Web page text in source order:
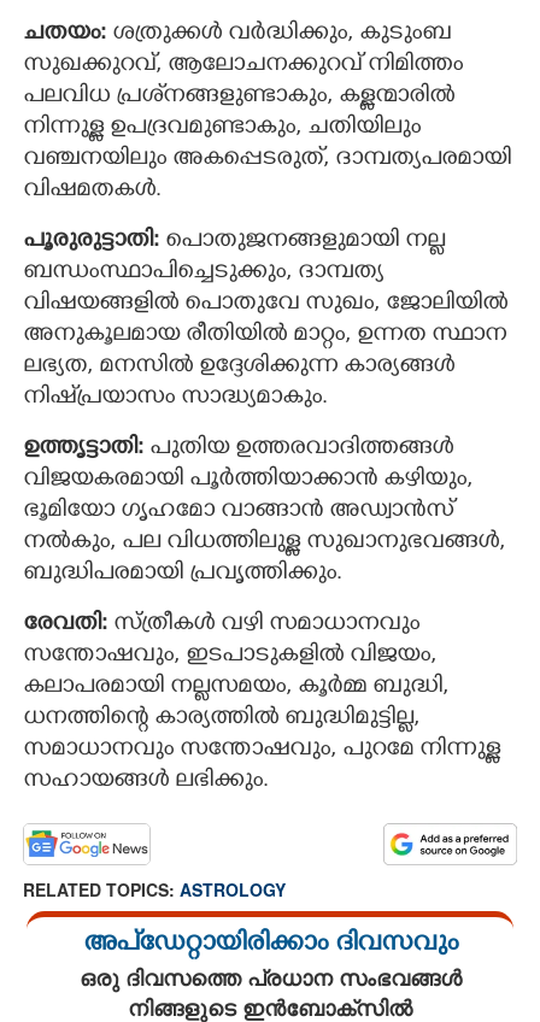
ചതയം: ശത്രുക്കൾ വര്‍ദ്ധിക്കും, കുടുംബ
സുഖക്കുറവ്, ആലോചനക്കുറവ് നിമിത്തം
പലവിധ പ്രശ്‌നങ്ങളുണ്ടാകും, കള്ളന്മാരിൽ
നിന്നുള്ള ഉപദ്രവമുണ്ടാകും, ചതിയിലും
വഞ്ചനയിലും അകപ്പെടരുത്, ദാമ്പത്യപരമായി
വിഷമതകള്‍.
പൂരുരുട്ടാതി: പൊതുജനങ്ങളുമായി നല്ല
ബന്ധംസ്ഥാപിച്ചെടുക്കും, ദാമ്പത്യ
വിഷയങ്ങളില്‍ പൊതുവേ സുഖം, ജോലിയില്‍
അനുകൂലമായ രീതിയില്‍ മാറ്റം, ഉന്നത സ്ഥാന
ലഭ്യത, മനസില്‍ ഉദ്ദേശിക്കുന്ന കാര്യങ്ങള്‍
നിഷ്‌പ്രയാസം സാദ്ധ്യമാകും.
ഉത്തൃട്ടാതി: പുതിയ ഉത്തരവാദിത്തങ്ങൾ‍
വിജയകരമായി പൂര്‍ത്തിയാക്കാന്‍ കഴിയും,
ഭൂമിയോ ഗൃഹമോ വാങ്ങാൻ അഡ്വാൻസ്
നൽകും, പല വിധത്തിലുള്ള സുഖാനുഭവങ്ങൾ,
ബുദ്ധിപരമായി പ്രവൃത്തിക്കും.
രേവതി: സ്ത്രീകൾ വഴി സമാധാനവും
സന്തോഷവും, ഇടപാടുകളില്‍ വിജയം,
കലാപരമായി നല്ലസമയം, കൂര്‍മ്മ ബുദ്ധി,
ധനത്തിന്റെ കാര്യത്തില്‍ ബുദ്ധിമുട്ടില്ല,
സമാധാനവും സന്തോഷവും, പുറമേ നിന്നുള്ള
സഹായങ്ങൾ ലഭിക്കും.
RELATED TOPICS: ASTROLOGY
അപ്ഡേറ്റായിരിക്കാം ദിവസവും
ഒരു ദിവസത്തെ പ്രധാന സംഭവങ്ങൾ
നിങ്ങളുടെ ഇൻബോക്സിൽ
×
Share this link
Copy Link